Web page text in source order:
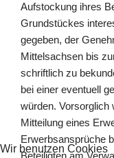
Aufstockung ihres
Grundstückes
gegeben, der
Mittelsachsen bis
schriftlich zu
bei einer eventuell
würden. Vorsorglich
Mitteilung eines
Erwerbsansprüche
Wir benutzen Cookies